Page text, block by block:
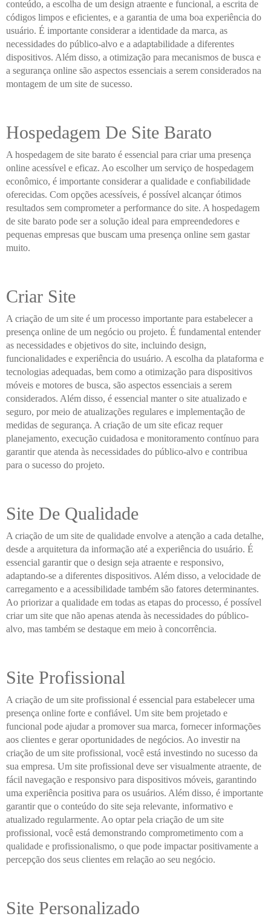
conteúdo, a escolha de um design atraente e funcional, a escrita de
códigos limpos e eficientes, e a garantia de uma boa experiência do
usuário. É importante considerar a identidade da marca, as
necessidades do público-alvo e a adaptabilidade a diferentes
dispositivos. Além disso, a otimização para mecanismos de busca e
a segurança online são aspectos essenciais a serem considerados na
montagem de um site de sucesso.
Hospedagem De Site Barato
A hospedagem de site barato é essencial para criar uma presença
online acessível e eficaz. Ao escolher um serviço de hospedagem
econômico, é importante considerar a qualidade e confiabilidade
oferecidas. Com opções acessíveis, é possível alcançar ótimos
resultados sem comprometer a performance do site. A hospedagem
de site barato pode ser a solução ideal para empreendedores e
pequenas empresas que buscam uma presença online sem gastar
muito.
Criar Site
A criação de um site é um processo importante para estabelecer a
presença online de um negócio ou projeto. É fundamental entender
as necessidades e objetivos do site, incluindo design,
funcionalidades e experiência do usuário. A escolha da plataforma e
tecnologias adequadas, bem como a otimização para dispositivos
móveis e motores de busca, são aspectos essenciais a serem
considerados. Além disso, é essencial manter o site atualizado e
seguro, por meio de atualizações regulares e implementação de
medidas de segurança. A criação de um site eficaz requer
planejamento, execução cuidadosa e monitoramento contínuo para
garantir que atenda às necessidades do público-alvo e contribua
para o sucesso do projeto.
Site De Qualidade
A criação de um site de qualidade envolve a atenção a cada detalhe,
desde a arquitetura da informação até a experiência do usuário. É
essencial garantir que o design seja atraente e responsivo,
adaptando-se a diferentes dispositivos. Além disso, a velocidade de
carregamento e a acessibilidade também são fatores determinantes.
Ao priorizar a qualidade em todas as etapas do processo, é possível
criar um site que não apenas atenda às necessidades do público-
alvo, mas também se destaque em meio à concorrência.
Site Profissional
A criação de um site profissional é essencial para estabelecer uma
presença online forte e confiável. Um site bem projetado e
funcional pode ajudar a promover sua marca, fornecer informações
aos clientes e gerar oportunidades de negócios. Ao investir na
criação de um site profissional, você está investindo no sucesso da
sua empresa. Um site profissional deve ser visualmente atraente, de
fácil navegação e responsivo para dispositivos móveis, garantindo
uma experiência positiva para os usuários. Além disso, é importante
garantir que o conteúdo do site seja relevante, informativo e
atualizado regularmente. Ao optar pela criação de um site
profissional, você está demonstrando comprometimento com a
qualidade e profissionalismo, o que pode impactar positivamente a
percepção dos seus clientes em relação ao seu negócio.
Site Personalizado